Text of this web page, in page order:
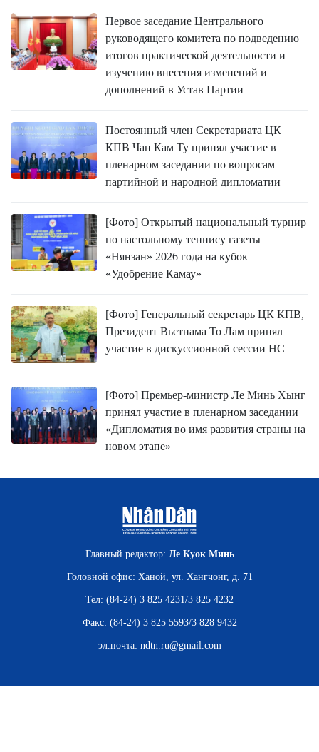
Первое заседание Центрального
руководящего комитета по подведению
итогов практической деятельности и
изучению внесения изменений и
дополнений в Устав Партии
Постоянный член Секретариата ЦК
КПВ Чан Кам Ту принял участие в
пленарном заседании по вопросам
партийной и народной дипломатии
[Фото] Открытый национальный турнир
по настольному теннису газеты
«Нянзан» 2026 года на кубок
«Удобрение Камау»
[Фото] Генеральный секретарь ЦК КПВ,
Президент Вьетнама То Лам принял
участие в дискуссионной сессии НС
[Фото] Премьер-министр Ле Минь Хынг
принял участие в пленарном заседании
«Дипломатия во имя развития страны на
новом этапе»
Главный редактор: Ле Куок Минь
Головной офис: Ханой, ул. Хангчонг, д. 71
Тел: (84-24) 3 825 4231/3 825 4232
Факс: (84-24) 3 825 5593/3 828 9432
эл.почта: ndtn.ru@gmail.com